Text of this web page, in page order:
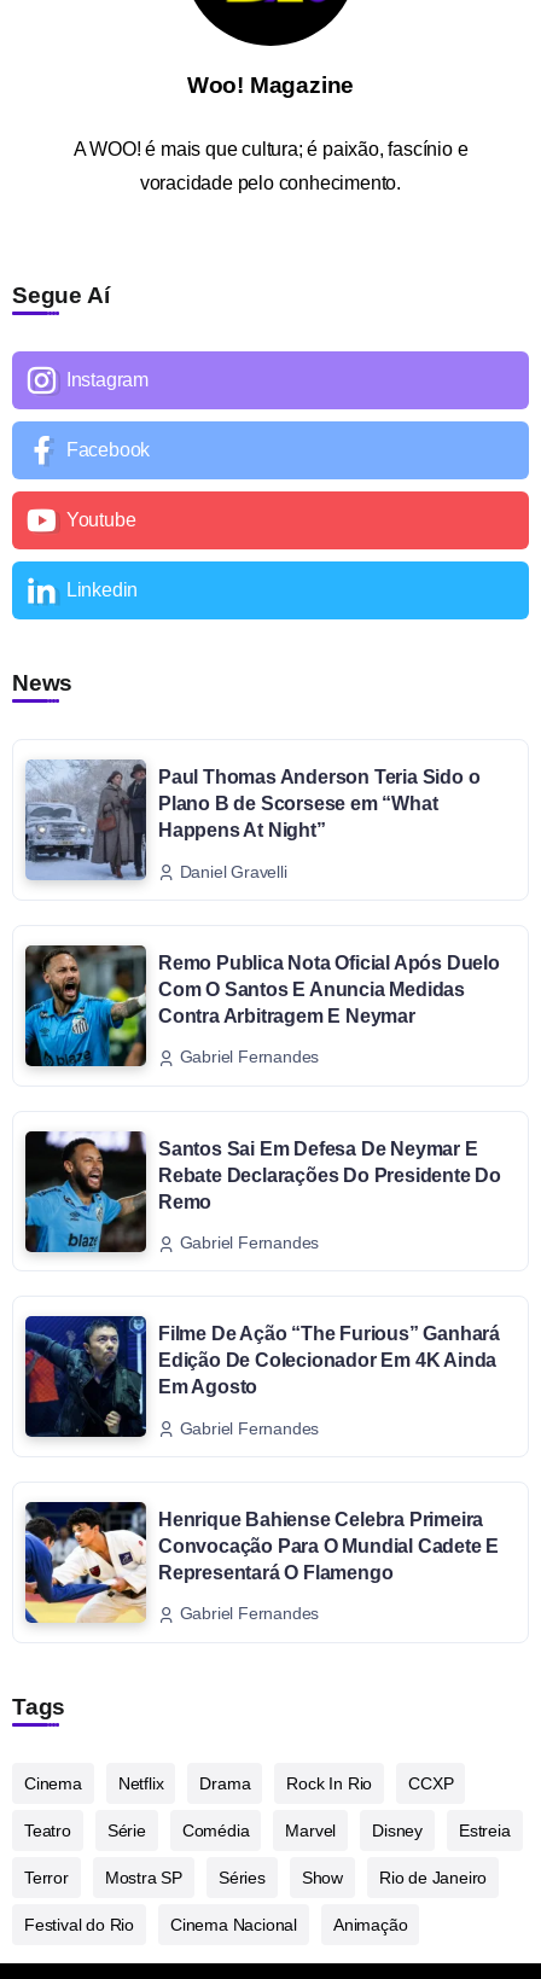
Woo! Magazine
AWOO! é mais que cultura; é paixão, fascínio e
voracidade pelo conhecimento.
Segue Aí
Instagram
Facebook
Youtube
Linkedin
News
Paul Thomas Anderson Teria Sido o
Plano B de Scorsese em “What
Happens At Night”
Daniel Gravelli
Remo Publica Nota Oficial Após Duelo
Com O Santos E Anuncia Medidas
Contra Arbitragem E Neymar
Gabriel Fernandes
Santos Sai Em Defesa De Neymar E
Rebate Declarações Do Presidente Do
Remo
Gabriel Fernandes
Filme De Ação “The Furious” Ganhará
Edição De Colecionador Em 4K Ainda
Em Agosto
Gabriel Fernandes
Henrique Bahiense Celebra Primeira
Convocação Para O Mundial Cadete E
Representará O Flamengo
Gabriel Fernandes
Tags
Cinema Netflix Drama Rock In Rio CCXP
Teatro Série Comédia Marvel Disney Estreia
Terror Mostra SP Séries Show Rio de Janeiro
Festival do Rio Cinema Nacional Animação